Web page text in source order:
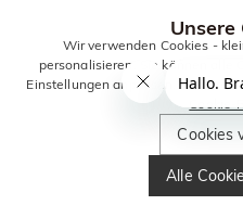
Unsere
Wir verwenden Cookies -
personalisieren. Sie können alle
Einstellungen anpassen. Weitere
Cookie-
Cookies
Alle